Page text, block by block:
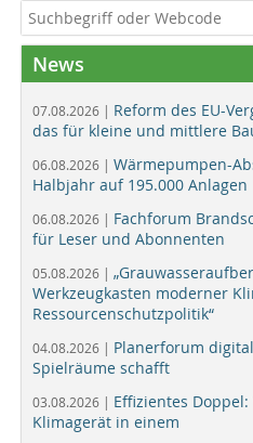
News
07.08.2026 | Reform des EU-
das für kleine und mittlere
06.08.2026 | Wärmepumpen-
Halbjahr auf 195.000 Anlagen
06.08.2026 | Fachforum
für Leser und Abonnenten
05.08.2026 |
Werkzeugkasten moderner
Ressourcenschutzpolitik“
04.08.2026 | Planerforum
Spielräume schafft
03.08.2026 | Effizientes
Klimagerät in einem